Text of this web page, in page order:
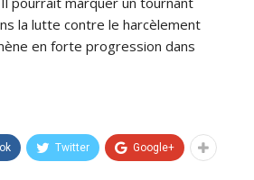
la lutte contre le harcèlement
en forte progression dans
Twitter Google+